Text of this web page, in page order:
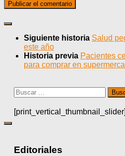
Siguiente historia Salud
este año
Historia previa Pacientes
para comprar en
Buscar:
[print_vertical_thumbnail_slider]
Editoriales